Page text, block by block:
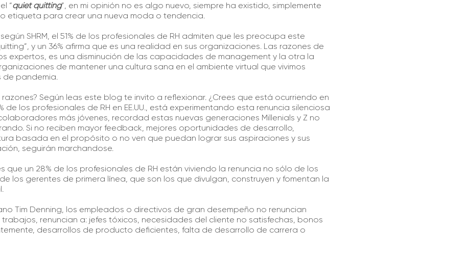
“quiet quitting”, en mi opinión no es algo nuevo, siempre ha existido, simplemente
etiqueta para crear una nueva moda o tendencia.
SHRM, el 51% de los profesionales de RH admiten que les preocupa este
y un 36% afirma que es una realidad en sus organizaciones. Las razones de
expertos, es una disminución de las capacidades de management y la otra la
de mantener una cultura sana en el ambiente virtual que vivimos
de pandemia.
Según leas este blog te invito a reflexionar. ¿Crees que está ocurriendo en
de los profesionales de RH en EE.UU., está experimentando esta renuncia silenciosa
más jóvenes, recordad estas nuevas generaciones Millenials y Z no
Si no reciben mayor feedback, mejores oportunidades de desarrollo,
basada en el propósito o no ven que puedan lograr sus aspiraciones y sus
seguirán marchandose.
que un 28% de los profesionales de RH están viviendo la renuncia no sólo de los
los gerentes de primera línea, que son los que divulgan, construyen y fomentan la
Tim Denning, los empleados o directivos de gran desempeño no renuncian
trabajos, renuncian a: jefes tóxicos, necesidades del cliente no satisfechas, bonos
desarrollos de producto deficientes, falta de desarrollo de carrera o